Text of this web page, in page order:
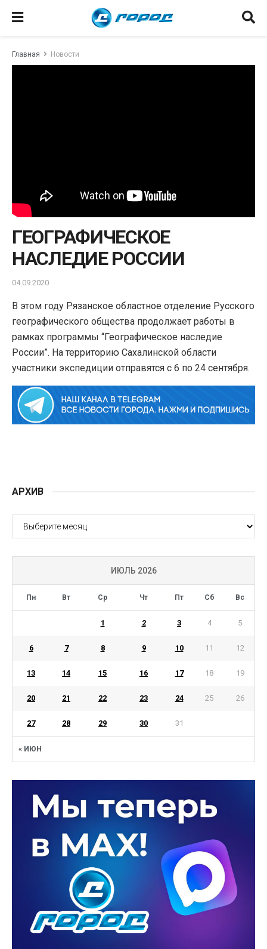
Главная Новости
ГЕОГРАФИЧЕСКОЕ
НАСЛЕДИЕ РОССИИ
04.09.2020
В этом году Рязанское областное отделение Русского
географического общества продолжает работы в
рамках программы “Географическое наследие
России”. На территорию Сахалинской области
участники экспедиции отправятся с 6 по 24 сентября.
АРХИВ
АРХИВ
ИЮЛЬ 2026
Пн Вт Ср Чт Пт Сб Вс
« ИЮН
1 2 3 4 5
6 7 8 9 10 11 12
13 14 15 16 17 18 19
20 21 22 23 24 25 26
27 28 29 30 31